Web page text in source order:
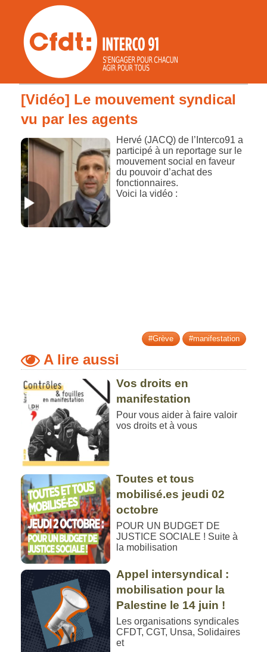
[Vidéo] Le mouvement syndical
vu par les agents
Hervé (JACQ) de l’Interco91 a
participé à un reportage sur le
mouvement social en faveur
du pouvoir d’achat des
fonctionnaires.
Voici la vidéo :
#Grève #manifestation
A lire aussi
Vos droits en
manifestation
Pour vous aider à faire valoir
vos droits et à vous
Toutes et tous
mobilisé.es jeudi 02
octobre
POUR UN BUDGET DE
JUSTICE SOCIALE ! Suite à
la mobilisation
Appel intersyndical :
mobilisation pour la
Palestine le 14 juin !
Les organisations syndicales
CFDT, CGT, Unsa, Solidaires
et